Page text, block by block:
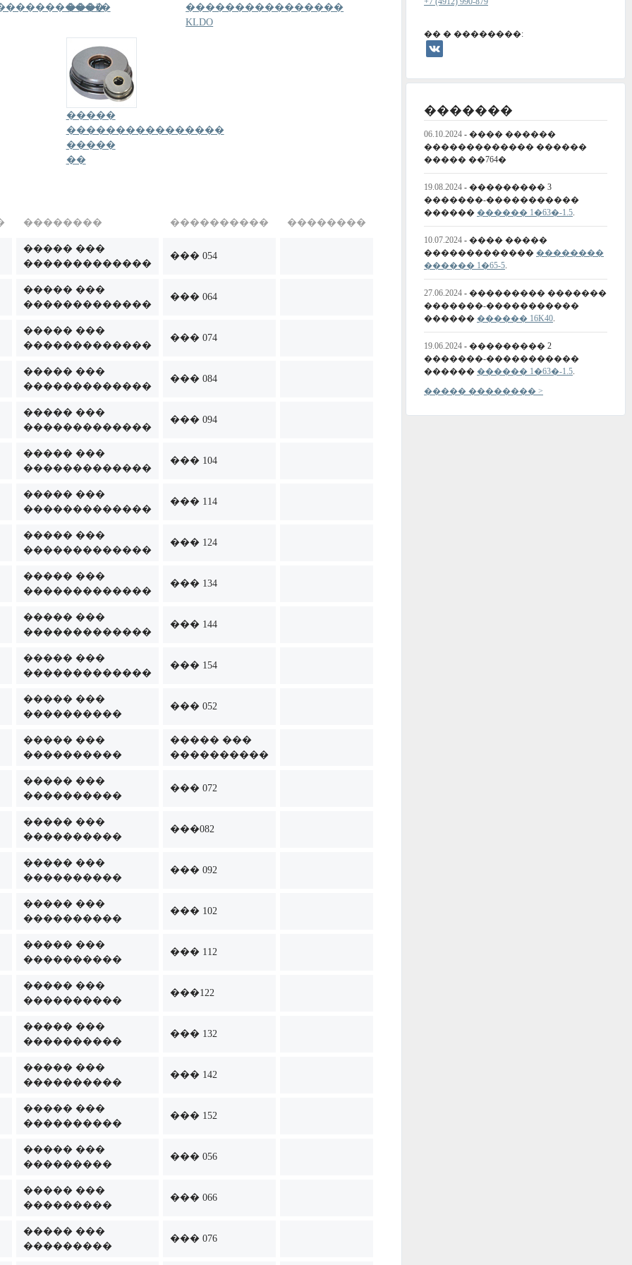
���2�
����������������
KLDO
�����
����������������
�����
��
�������� ���������� ��������
����� ���
�������������
��� 054
����� ���
�������������
��� 064
����� ���
�������������
��� 074
����� ���
�������������
��� 084
����� ���
�������������
��� 094
����� ���
�������������
��� 104
����� ���
�������������
��� 114
����� ���
�������������
��� 124
����� ���
�������������
��� 134
����� ���
�������������
��� 144
����� ���
�������������
��� 154
����� ���
����������
��� 052
����� ���
����������
����� ���
����������
����� ���
����������
��� 072
����� ���
����������
���082
����� ���
����������
��� 092
����� ���
����������
��� 102
����� ���
����������
��� 112
����� ���
����������
���122
����� ���
����������
��� 132
����� ���
����������
��� 142
����� ���
����������
��� 152
����� ���
���������
��� 056
����� ���
���������
��� 066
����� ���
���������
��� 076
�� � ��������:
�������
06.10.2024 - ���� ������
������������� ������
����� ��764�
19.08.2024 - ��������� 3
�������-�����������
������ ������ 1�63�-1.5.
10.07.2024 - ���� �����
������������� ��������
������ 1�65-5.
27.06.2024 - ��������� �������
�������-�����������
������ ������ 16K40.
19.06.2024 - ��������� 2
�������-�����������
������ ������ 1�63�-1.5.
����� �������� >